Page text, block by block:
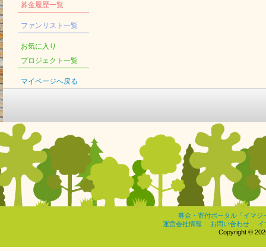
募金履歴一覧
ファンリスト一覧
お気に入り
プロジェクト一覧
マイページへ戻る
募金・寄付ポータル「イマジ
運営会社情報
お問い合わせ
イ
Copyright ©